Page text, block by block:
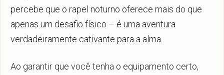
percebe que o rapel noturno oferece mais do que
apenas um desafio físico – é uma aventura
verdadeiramente cativante para a alma.
Ao garantir que você tenha o equipamento certo,